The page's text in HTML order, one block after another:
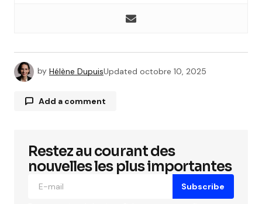
by Hélène DupuisUpdated octobre 10, 2025
Add a comment
Votre adresse e-mail ne sera pas publiée.
champs obligatoires sont indiqués avec*
Restez au courant des
nouvelles les plus importantes
Subscribe